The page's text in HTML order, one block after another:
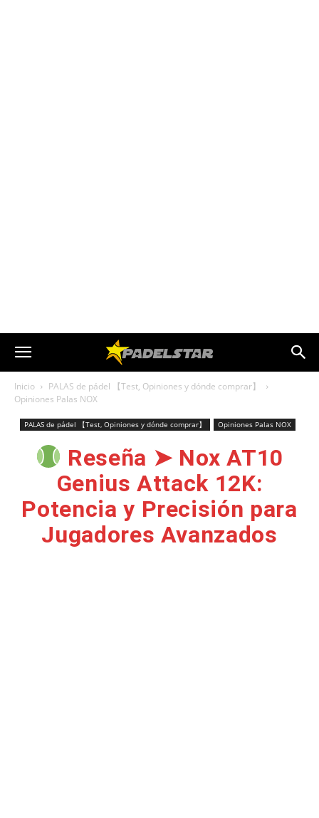
Inicio
PALAS de pádel 【Test, Opiniones y dónde comprar】
Opiniones Palas NOX
PALAS de pádel 【Test, Opiniones y dónde comprar】 Opiniones Palas NOX
Reseña ➤ Nox AT10
Genius Attack 12K:
Potencia y Precisión para
Jugadores Avanzados